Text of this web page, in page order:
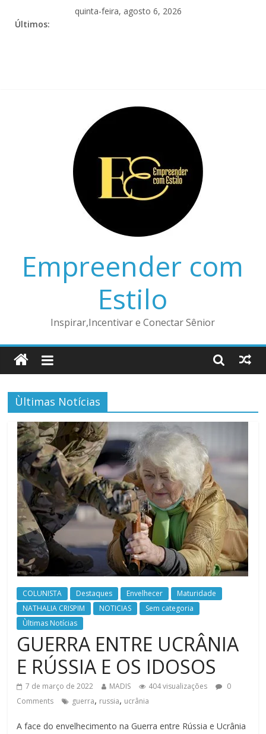
quinta-feira, agosto 6, 2026
Últimos:
Empreender com
Estilo
Inspirar,Incentivar e Conectar Sênior
Ùltimas Notícias
COLUNISTA Destaques Envelhecer
Maturidade
NATHALIA CRISPIM
NOTICIAS
Sem categoria
Ùltimas Notícias
GUERRA ENTRE UCRÂNIA
E RÚSSIA E OS IDOSOS
7 de março de 2022 MADIS 404 visualizações
0
Comments
guerra, russia, ucrânia
A face do envelhecimento na Guerra entre Rússia e Ucrânia